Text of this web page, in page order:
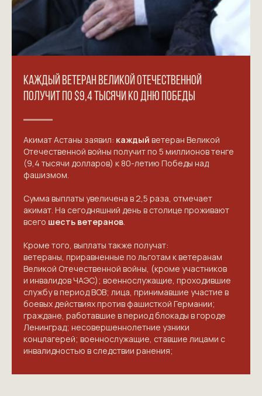
КАЖДЫЙ ВЕТЕРАН ВЕЛИКОЙ ОТЕЧЕСТВЕННОЙ
ПОЛУЧИТ ПО $9,4 ТЫСЯЧИ КО ДНЮ ПОБЕДЫ
Акимат Астаны заявил: каждый ветеран Великой
Отечественной войны получит по 5 миллионов тенге
(9,4 тысячи долларов) к 80-летию Победы над
фашизмом.
Сумма выплаты увеличена в 2,5 раза, отмечает
акимат. На сегодняшний день в столице проживают
всего шесть ветеранов.
Кроме того, выплаты также получат:
ветераны, приравненные по льготам к ветеранам
Великой Отечественной войны, (кроме участников
и инвалидов ЧАЭС); военнослужащие, проходившие
службу в период ВОВ; лица, принимавшие участие в
боевых действиях против фашисткой Германии;
граждане, работавшие в период блокады в городе
Ленинград; несовершеннолетние узники
концлагерей; военнослужащие, ставшие лицами с
инвалидностью в следствии ранения;